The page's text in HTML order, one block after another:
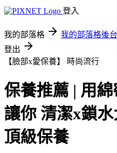
登入
我的部落格 我的部落格後台
登出
【臉部x愛保養】
時尚流行
保養推薦 | 用
讓你 清潔x鎖
頂級保養